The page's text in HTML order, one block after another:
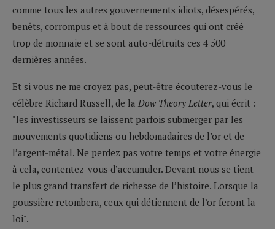
comme tous les autres gouvernements idiots, désespérés,
benêts, corrompus et à bout de ressources qui ont créé
trop de monnaie et se sont auto-détruits ces 4 500
dernières années.
Et si vous ne me croyez pas, peut-être écouterez-vous le
célèbre Richard Russell, de la Dow Theory Letter, qui écrit :
"les investisseurs se laissent parfois submerger par les
mouvements quotidiens ou hebdomadaires de l’or et de
l’argent-métal. Ne perdez pas votre temps et votre énergie
à cela, contentez-vous d’accumuler. Devant nous se tient
le plus grand transfert de richesse de l’histoire. Lorsque la
poussière retombera, ceux qui détiennent de l’or feront la
loi".